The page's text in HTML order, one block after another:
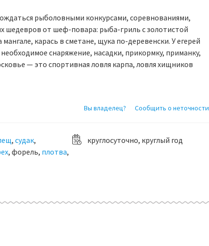
рыболовными конкурсами, соревнованиями,
шедевров от шеф-повара: рыба-гриль с золотистой
карась в сметане, щука по-деревенски. У егерей
снаряжение, насадки, прикормку, приманку,
— это спортивная ловля карпа, ловля хищников
Вы владелец? Сообщить о неточности
, судак,
, форель, плотва,
круглосуточно, круглый год